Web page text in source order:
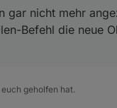
gar nicht mehr
Befehl die neue
geholfen hat.